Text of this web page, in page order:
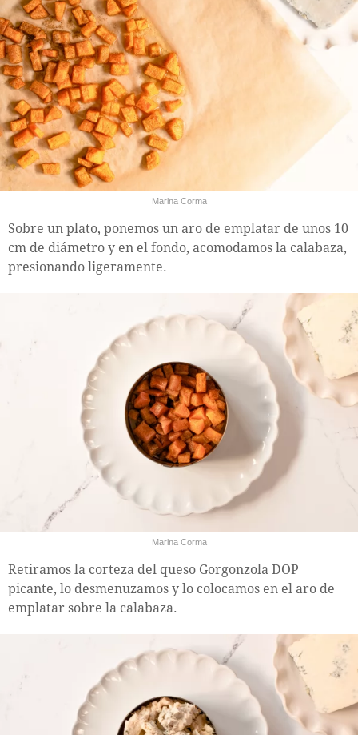
Marina Corma
Sobre un plato, ponemos un aro de emplatar de unos 10
cm de diámetro y en el fondo, acomodamos la calabaza,
presionando ligeramente.
Marina Corma
Retiramos la corteza del queso Gorgonzola DOP
picante, lo desmenuzamos y lo colocamos en el aro de
emplatar sobre la calabaza.